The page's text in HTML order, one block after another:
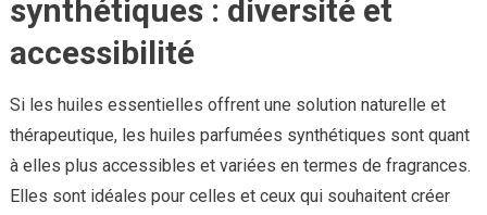
synthétiques : diversité et
accessibilité
Si les huiles essentielles offrent une solution naturelle et
thérapeutique, les huiles parfumées synthétiques sont quant
à elles plus accessibles et variées en termes de fragrances.
Elles sont idéales pour celles et ceux qui souhaitent créer